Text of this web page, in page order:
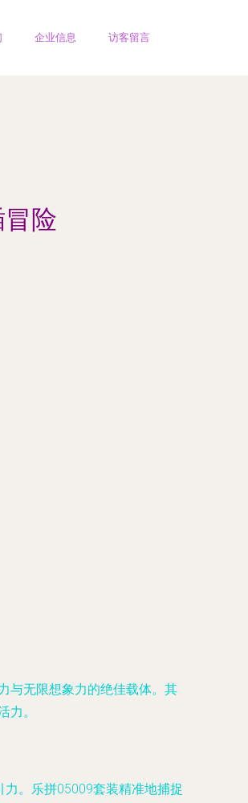
企业信息 访客留言
险
与无限想象力的绝佳载体。其
力。
。乐拼05009套装精准地捕捉